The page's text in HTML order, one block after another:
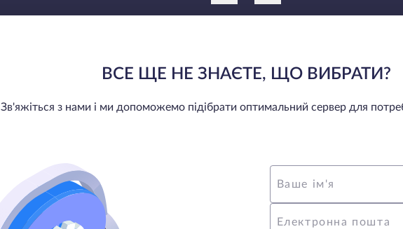
ВСЕ ЩЕ НЕ ЗНАЄТЕ, ЩО ВИБРАТИ?
Зв'яжіться з нами і ми допоможемо підібрати оптимальний сервер для
Ваше ім'я
Електронна пошта